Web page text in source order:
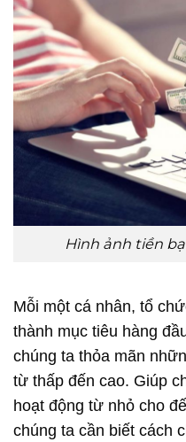
Hình ảnh tiền
Mỗi một cá nhân, tổ
thành mục tiêu hàng
chúng ta thỏa mãn
từ thấp đến cao. Giúp
hoạt động từ nhỏ cho
chúng ta cần biết cách